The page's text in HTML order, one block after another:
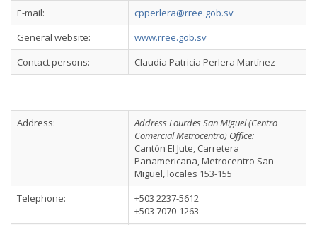
E-mail:
cpperlera@rree.gob.sv
General website:
www.rree.gob.sv
Contact persons:
Claudia Patricia Perlera Martínez
Address:
Address Lourdes San Miguel (Centro
Comercial Metrocentro) Office:
Cantón El Jute, Carretera
Panamericana, Metrocentro San
Miguel, locales 153-155
Telephone:
+503 2237-5612
+503 7070-1263